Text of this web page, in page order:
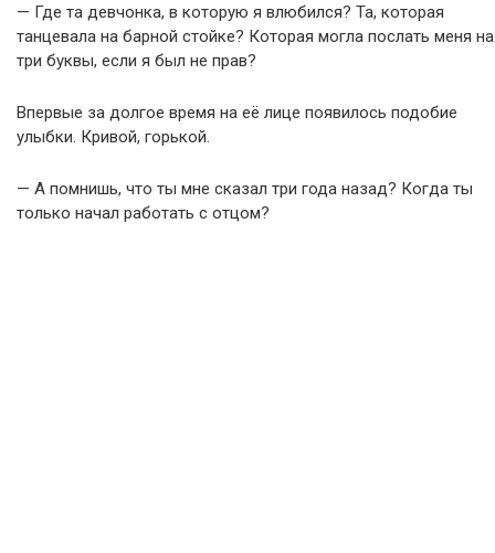
— Где та девчонка, в которую я влюбился? Та, которая
танцевала на барной стойке? Которая могла послать меня на
три буквы, если я был не прав?
Впервые за долгое время на её лице появилось подобие
улыбки. Кривой, горькой.
— А помнишь, что ты мне сказал три года назад? Когда ты
только начал работать с отцом?